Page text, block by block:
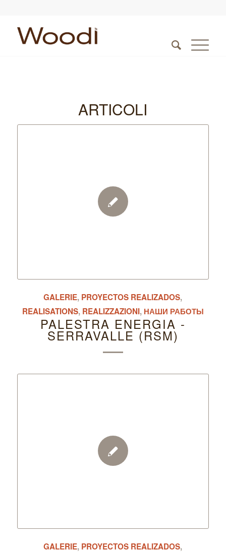
ARTICOLI
GALERIE, PROYECTOS REALIZADOS,
REALISATIONS, REALIZZAZIONI, НАШИ РАБОТЫ
PALESTRA ENERGIA -
SERRAVALLE (RSM)
GALERIE, PROYECTOS REALIZADOS,